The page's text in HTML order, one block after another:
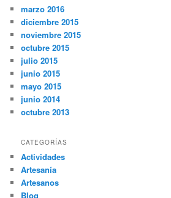
marzo 2016
diciembre 2015
noviembre 2015
octubre 2015
julio 2015
junio 2015
mayo 2015
junio 2014
octubre 2013
CATEGORÍAS
Actividades
Artesanía
Artesanos
Blog